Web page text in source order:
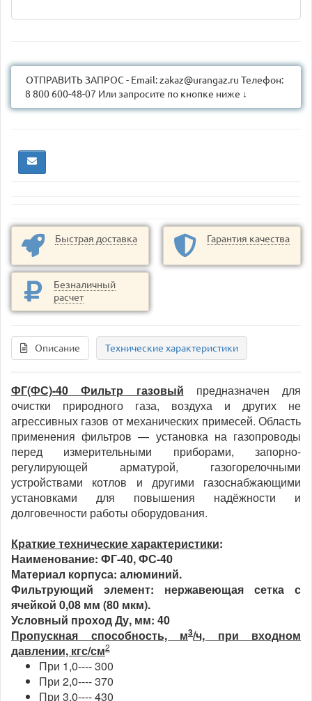
ОТПРАВИТЬ ЗАПРОС - Email: zakaz@urangaz.ru Телефон:
8 800 600-48-07 Или запросите по кнопке ниже ↓
Быстрая доставка Гарантия качества
Безналичный
расчет
Описание Технические характеристики
ФГ(ФС)-40 Фильтр газовый предназначен для
очистки природного газа, воздуха и других не
агрессивных газов от механических примесей. Область
применения фильтров — установка на газопроводы
перед измерительными приборами, запорно-
регулирующей арматурой, газогорелочными
устройствами котлов и другими газоснабжающими
установками для повышения надёжности и
долговечности работы оборудования.
Краткие технические характеристики:
Наименование: ФГ-40, ФС-40
Материал корпуса: алюминий.
Фильтрующий элемент: нержавеющая сетка с
ячейкой 0,08 мм (80 мкм).
Условный проход Ду, мм: 40
Пропускная способность, м3/ч, при входном
давлении, кгс/см2
При 1,0---- 300
При 2,0---- 370
При 3,0---- 430